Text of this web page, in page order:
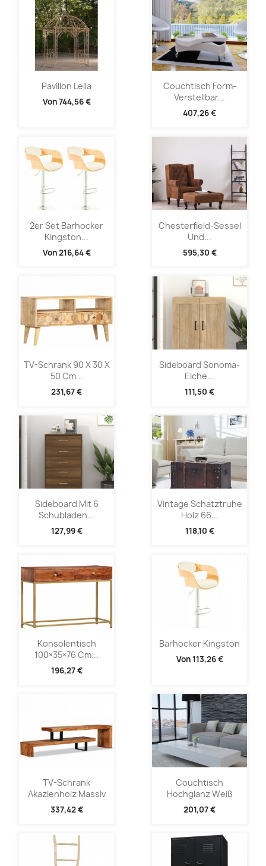
Pavillon Leila
Von744,56 €
Couchtisch Form-
Verstellbar...
407,26 €
2er Set Barhocker
Kingston...
Von216,64 €
Chesterfield-Sessel
Und...
595,30 €
TV-Schrank 90 X 30 X
50 Cm...
231,67 €
Sideboard Sonoma-
Eiche...
111,50 €
Sideboard Mit 6
Schubladen...
127,99 €
Vintage Schatztruhe
Holz 66...
118,10 €
Konsolentisch
100×35×76 Cm...
196,27 €
Barhocker Kingston
Von113,26 €
TV-Schrank
Akazienholz Massiv
337,42 €
Couchtisch
Hochglanz Weiß
201,07 €